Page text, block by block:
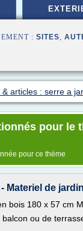
: SITES,
articles : serre a
pour le
pour ce thème
Materiel de
bois 180 x 57 cm
ou de